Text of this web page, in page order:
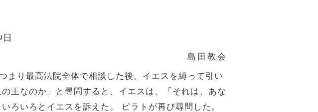
島田教会
まり最高法院全体で相談した後、イエスを縛って引い
王なのか」と尋問すると、イエスは、「それは、あな
ろいろとイエスを訴えた。
ピラトが再び尋問した。